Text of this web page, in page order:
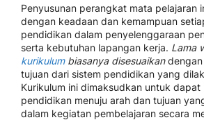
Penyusunan perangkat mata pelajaran
dengan keadaan dan kemampuan
pendidikan dalam penyelenggaraan
serta kebutuhan lapangan kerja. Lama
kurikulumbiasanya disesuaikandengan
tujuan dari sistem pendidikan yang
Kurikulum ini dimaksudkan untuk dapat
pendidikan menuju arah dan tujuan
dalam kegiatan pembelajaran secara